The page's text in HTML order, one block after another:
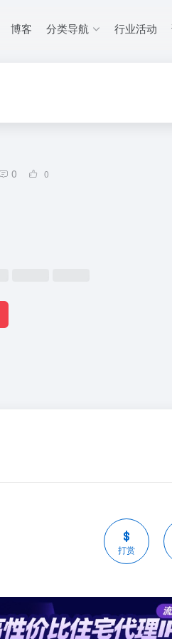
博客 分类导航 行业活动
0 0
打赏